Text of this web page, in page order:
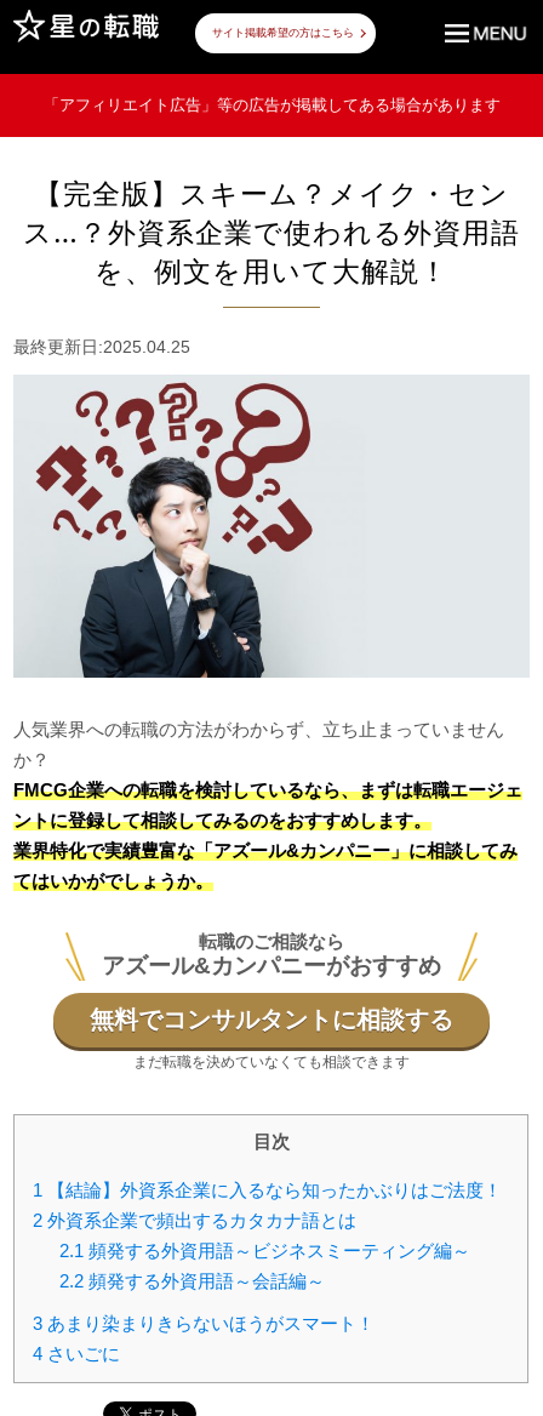
サイト掲載希望の方はこちら
「アフィリエイト広告」等の広告が掲載してある場合があります
【完全版】スキーム？メイク・セン
ス…？外資系企業で使われる外資用語
を、例文を用いて大解説！
最終更新日:2025.04.25
人気業界への転職の方法がわからず、立ち止まっていません
か？
FMCG企業への転職を検討しているなら、まずは転職エージェ
ントに登録して相談してみるのをおすすめします。
業界特化で実績豊富な「アズール&カンパニー」に相談してみ
てはいかがでしょうか。
転職のご相談なら
アズール&カンパニーがおすすめ
無料でコンサルタントに相談する
まだ転職を決めていなくても相談できます
目次
1 【結論】外資系企業に入るなら知ったかぶりはご法度！
2 外資系企業で頻出するカタカナ語とは
2.1 頻発する外資用語～ビジネスミーティング編～
2.2 頻発する外資用語～会話編～
3 あまり染まりきらないほうがスマート！
4 さいごに